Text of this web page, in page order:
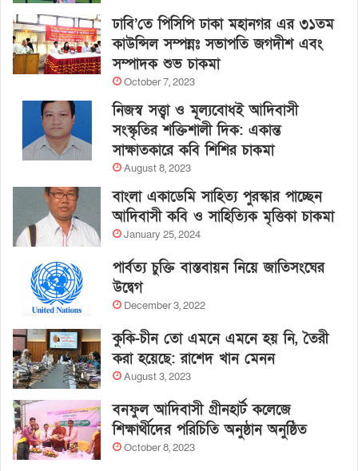
ঢাবি’তে পিসিপি ঢাকা মহানগর এর ৩১তম
কাউন্সিল সম্পন্নঃ সভাপতি জগদীশ এবং
সম্পাদক শুভ চাকমা
October 7, 2023
নিজস্ব সত্ত্বা ও মূল্যবোধই আদিবাসী
সংস্কৃতির শক্তিশালী দিক: একান্ত
সাক্ষাতকারে কবি শিশির চাকমা
August 8, 2023
বাংলা একাডেমি সাহিত্য পুরস্কার পাচ্ছেন
আদিবাসী কবি ও সাহিত্যিক মৃত্তিকা চাকমা
January 25, 2024
পার্বত্য চুক্তি বাস্তবায়ন নিয়ে জাতিসংঘের
উদ্বেগ
December 3, 2022
কুকি-চীন তো এমনে এমনে হয় নি, তৈরী
করা হয়েছে: রাশেদ খান মেনন
August 3, 2023
বনফুল আদিবাসী গ্রীনহার্ট কলেজে
শিক্ষার্থীদের পরিচিতি অনুষ্ঠান অনুষ্ঠিত
October 8, 2023